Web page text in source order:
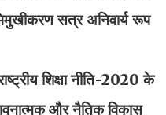
सत्र अनिवार्य रूप
शिक्षा नीति-2020 के
और नैतिक विकास